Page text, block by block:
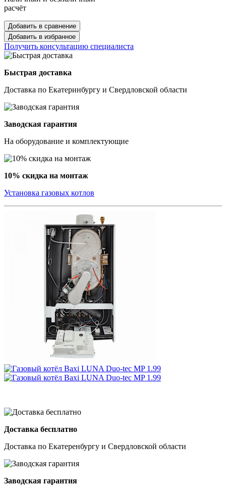
расчёт
Добавить в сравнение
Добавить в избранное
Получить консультацию специалиста
Быстрая доставка
Доставка по Екатеринбургу и Свердловской области
Заводская гарантия
На оборудование и комплектующие
10% скидка на монтаж
Установка газовых котлов
Доставка бесплатно
Доставка по Екатеренбургу и Свердловской области
Заводская гарантия